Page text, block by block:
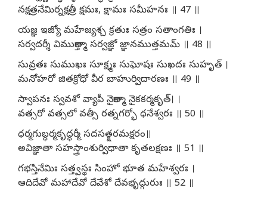
నక్షత్రనేమిర్నక్షత్రీ క్షమః, క్షామః సమీహనః ॥ 47 ॥
యజ్ఞ ఇజ్యో మహేజ్యశ్చ క్రతుః సత్రం సతాంగతిః ।
సర్వదర్శీ విముక్తాత్మా సర్వజ్ఞో జ్ఞానముత్తమమ్ ॥ 48 ॥
సువ్రతః సుముఖః సూక్ష్మః సుఘోషః సుఖదః సుహృత్ ।
మనోహరో జితక్రోధో వీర బాహుర్విదారణః ॥ 49 ॥
స్వాపనః స్వవశో వ్యాపీ నైకాత్మా నైకకర్మకృత్। ।
వత్సరో వత్సలో వత్సీ రత్నగర్భో ధనేశ్వరః ॥ 50 ॥
ధర్మగుబ్ధర్మకృద్ధర్మీ సదసత్క్షరమక్షరం॥
అవిజ్ఞాతా సహస్త్రాంశుర్విధాతా కృతలక్షణః ॥ 51 ॥
గభస్తినేమిః సత్త్వస్థః సింహో భూత మహేశ్వరః ।
ఆదిదేవో మహాదేవో దేవేశో దేవభృద్గురుః ॥ 52 ॥